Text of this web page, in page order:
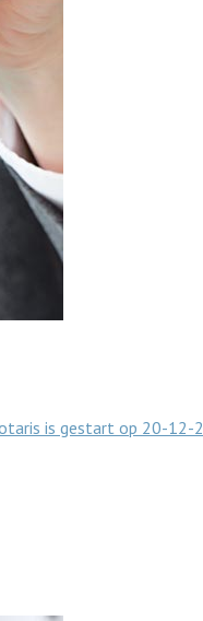
is gestart op 20-